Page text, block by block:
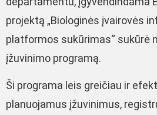
projektą „Biologinės įvairovės
platformos sukūrimas“ sukūrė
įžuvinimo programą.
Ši programa leis greičiau ir
planuojamus įžuvinimus,